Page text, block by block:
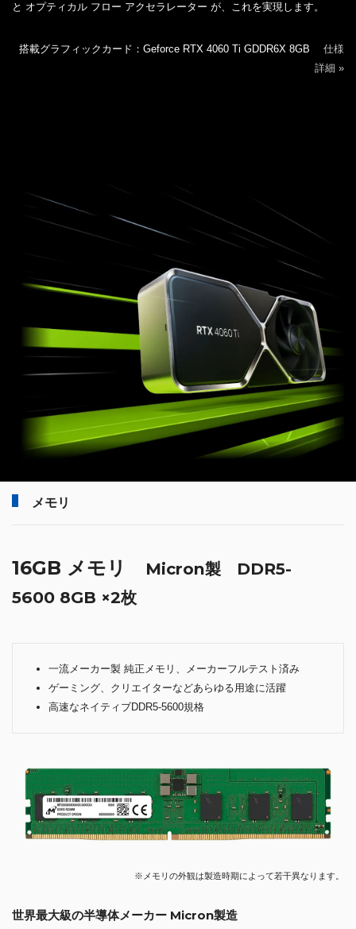
と オプティカル フロー アクセラレーター が、これを実現します。
搭載グラフィックカード：Geforce RTX 4060 Ti GDDR6X 8GB 仕様
詳細 »
メモリ
16GB メモリ
Micron製 DDR5-
5600 8GB ×2枚
一流メーカー製 純正メモリ、メーカーフルテスト済み
ゲーミング、クリエイターなどあらゆる用途に活躍
高速なネイティブDDR5-5600規格
※メモリの外観は製造時期によって若干異なります。
世界最大級の半導体メーカー Micron製造